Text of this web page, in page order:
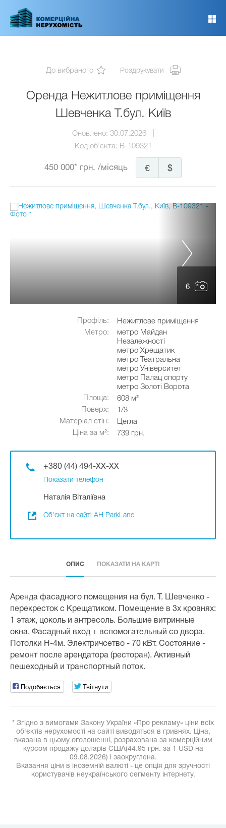
основного
До вибраного Роздрукувати
Оренда Нежитлове приміщення
Шевченка Т.бул. Київ
Оновлено: 30.07.2026
Код об'єкта: B-109321
450 000* грн. /місяць $
€
6
Профіль:
Нежитлове приміщення
Метро:
метро Майдан
Незалежності
метро Хрещатик
метро Театральна
метро Університет
метро Палац спорту
метро Золоті Ворота
Площа:
608 м²
Поверх:
1/3
Матеріал стін:
Цегла
Ціна за м²:
739 грн.
+380 (44) 494-XX-XX
Показати телефон
Наталія Віталіївна
Об'єкт на сайті АН ParkLane
ОПИС ПОКАЗАТИ НА КАРТІ
Аренда фасадного помещения на бул. Т. Шевченко -
перекресток с Крещатиком. Помещение в 3х кровнях:
1 этаж, цоколь и антресоль. Большие витринные
окна. Фасадный вход + вспомогательный со двора.
Потолки Н-4м. Электричсетво - 70 кВт. Состояние -
ремонт после арендатора (ресторан). Активный
пешеходный и транспортный поток.
Подобається Твітнути
* Згідно з вимогами Закону України «Про рекламу» ціни всіх
об'єктів нерухомості на сайті виводяться в гривнях. Ціна,
вказана в цьому оголошенні, розрахована за комерційним
курсом продажу доларів США(44.95 грн. за 1 USD на
09.08.2026) і заокруглена.
Вказання ціни в іноземній валюті - це опція для зручності
користувачів неукраїнського сегменту інтернету.